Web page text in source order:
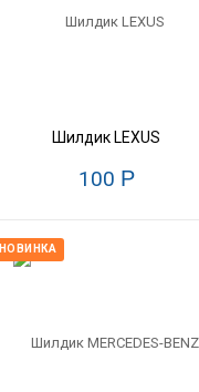
Шилдик LEXUS
100 Р
НОВИНКА